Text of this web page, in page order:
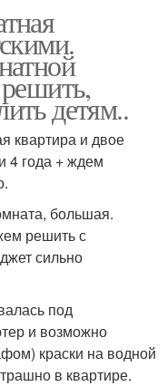
детям..
квартира и двое
4 года + ждем
большая.
решить с
сильно
под
и возможно
краски на водной
в квартире.